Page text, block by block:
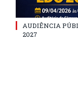
AUDIÊNCIA
2027